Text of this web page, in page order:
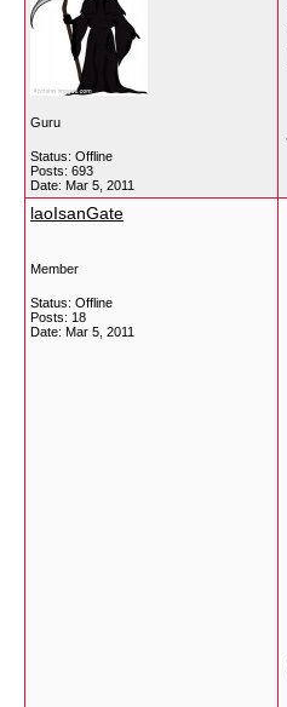
Guru
Status: Offline
Posts: 693
Date: Mar 5, 2011
laoIsanGate
Member
Status: Offline
Posts: 18
Date: Mar 5, 2011